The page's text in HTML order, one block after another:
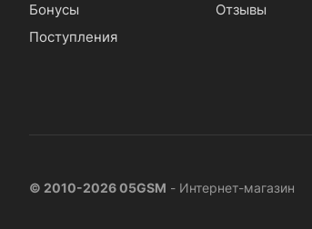
Бонусы
Поступления
Отзывы
© 2010-2026 05GSM - Интернет-магазин